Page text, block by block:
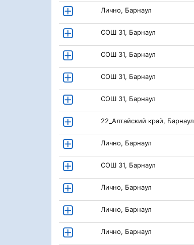
Лично, Барнаул
СОШ 31, Барнаул
СОШ 31, Барнаул
СОШ 31, Барнаул
СОШ 31, Барнаул
22_Алтайский край, Барнаул
Лично, Барнаул
СОШ 31, Барнаул
Лично, Барнаул
Лично, Барнаул
Лично, Барнаул